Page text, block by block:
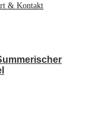
& Kontakt